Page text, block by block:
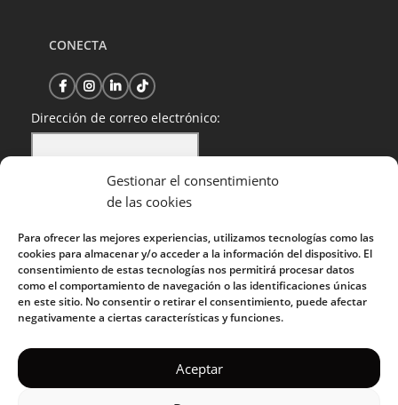
Gestionar el consentimiento
de las cookies
Para ofrecer las mejores experiencias, utilizamos tecnologías como las
cookies para almacenar y/o acceder a la información del dispositivo. El
consentimiento de estas tecnologías nos permitirá procesar datos
como el comportamiento de navegación o las identificaciones únicas
en este sitio. No consentir o retirar el consentimiento, puede afectar
negativamente a ciertas características y funciones.
Aceptar
CONECTA
Dirección de correo electrónico:
He leído y acepto la política de privacidad